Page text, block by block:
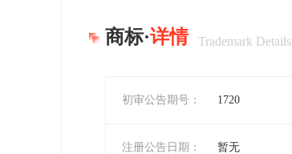
商标·详情 Trademark Details
初审公告期号： 1720
注册公告日期： 暂无